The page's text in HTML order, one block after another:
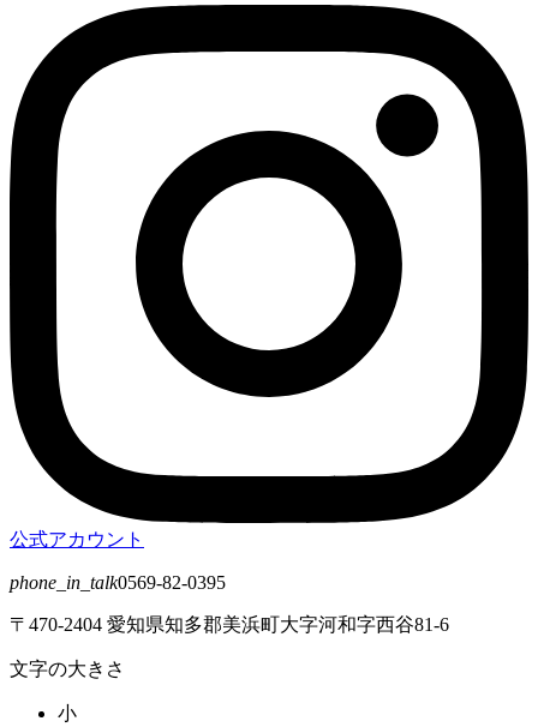
公式アカウント
phone_in_talk0569-82-0395
〒470-2404 愛知県知多郡美浜町大字河和字西谷81-6
文字の大きさ
小